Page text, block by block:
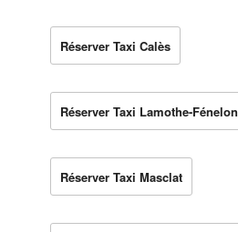
Réserver Taxi Calès
Réserver Taxi Lamothe-Fénelon
Réserver Taxi Masclat